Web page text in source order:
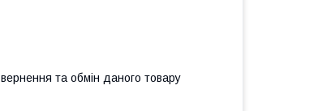
та обмін даного товару